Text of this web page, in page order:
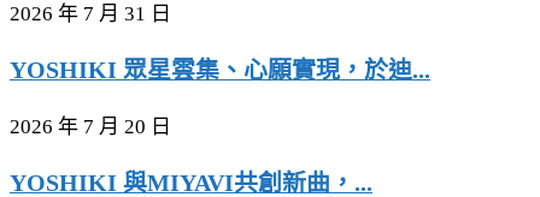
2026 年 7 月 31 日
YOSHIKI 眾星雲集、心願實現，於迪...
2026 年 7 月 20 日
YOSHIKI 與MIYAVI共創新曲，...